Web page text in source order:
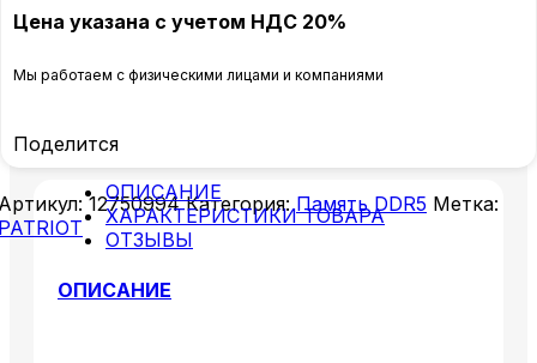
Цена указана с учетом НДС 20%
Мы работаем с физическими лицами и компаниями
Поделится
12750994Категория: Память DDR5 Метка:
ОПИСАНИЕ
ХАРАКТЕРИСТИКИ ТОВАРА
ОТЗЫВЫ
ОПИСАНИЕ